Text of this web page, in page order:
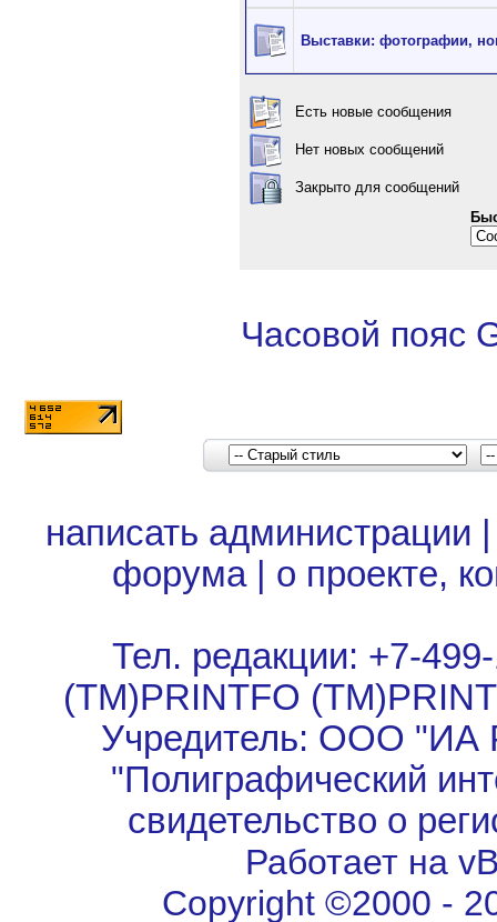
Выставки: фотографии,
Есть новые сообщения
Нет новых сообщений
Закрыто для сообщений
Часовой пояс
написать администрации
форума| о проекте,
Тел. редакции: +7-
(TM)PRINTFO
Учредитель: ООО "ИА
"Полиграфический
свидетельство о
Работает на
Copyright ©2000 -